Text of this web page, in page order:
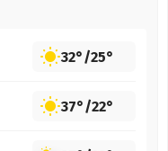
32°/25°
37°/22°